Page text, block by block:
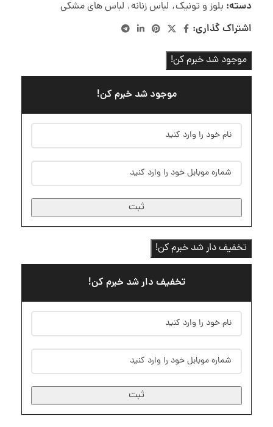
دسته: بلوز و تونیک, لباس زنانه, لباس های مشکی
اشتراک گذاری:
موجود شد خبرم کن!
موجود شد خبرم کن!
ثبت
تخفیف دار شد خبرم کن!
تخفیف دار شد خبرم کن!
ثبت